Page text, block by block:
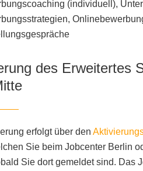
(individuell),
des Erweitertes
erfolgt über den
Sie beim Jobcenter Berlin
Sie dort gemeldet sind. Das